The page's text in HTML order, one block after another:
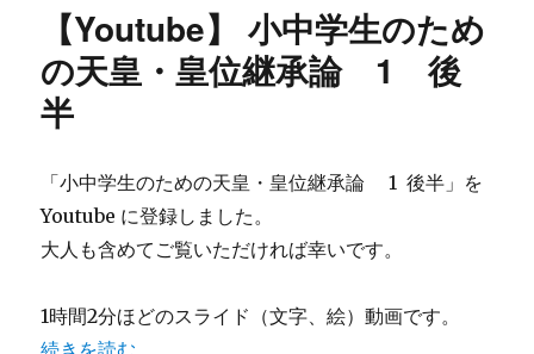
割
【Youtube】
小
の
め
の
皇・
皇
【Youtube】 小中学生のため
の天皇・皇位継承論 1 後
半
「小中学生のための天皇・皇位継承論 1 後半」を
Youtube に登録しました。
大人も含めてご覧いただければ幸いです。
1時間2分ほどのスライド（文字、絵）動画です。